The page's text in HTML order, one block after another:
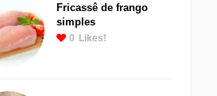
Fricassê de frango
simples
0 Likes!